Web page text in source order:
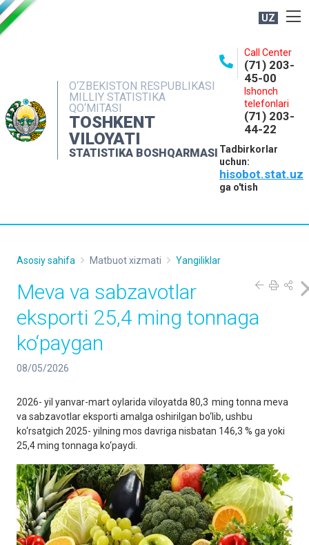
UZ
O‘ZBEKISTON RESPUBLIKASI
MILLIY STATISTIKA
QO‘MITASI
TOSHKENT
VILOYATI
STATISTIKA BOSHQARMASI
Call Center
(71) 203-
45-00
Ishonch
telefonlari
(71) 203-
44-22
Tadbirkorlar
uchun:
hisobot.stat.uz
ga o'tish
NASHRLAR
INTERAKTIV XIZMATLAR
MATBUOT XIZMATI
Asosiy sahifa Matbuot xizmati Yangiliklar
Meva va sabzavotlar
eksporti 25,4 ming tonnaga
ko‘paygan
08/05/2026
2026- yil yanvar-mart oylarida viloyatda 80,3 ming tonna meva
va sabzavotlar eksporti amalga oshirilgan bo‘lib, ushbu
ko‘rsatgich 2025- yilning mos davriga nisbatan 146,3 % ga yoki
25,4 ming tonnaga ko‘paydi.